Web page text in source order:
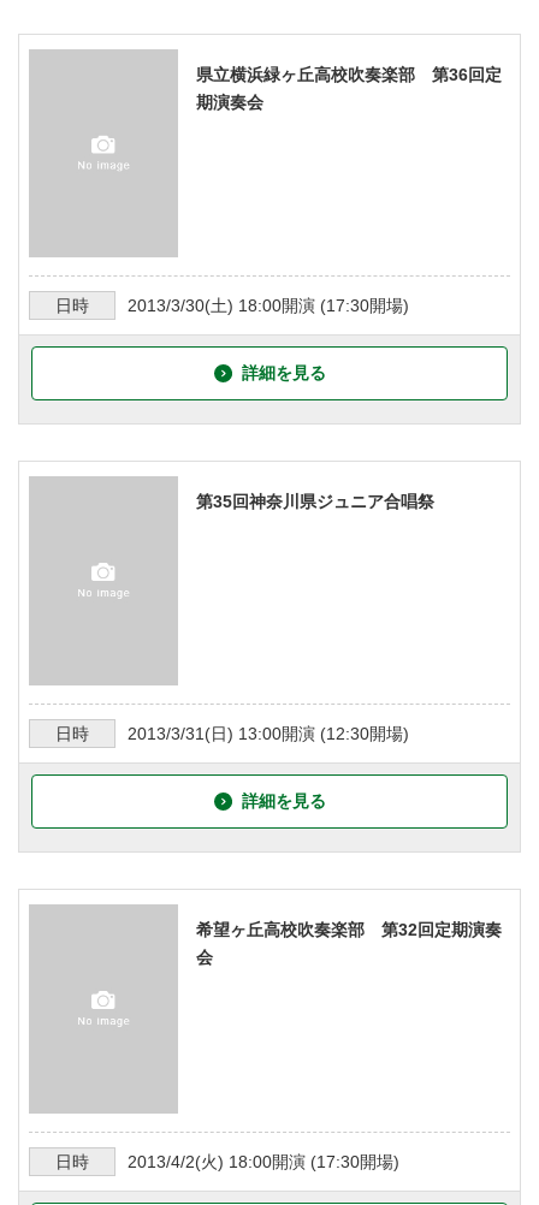
県立横浜緑ヶ丘高校吹奏楽部 第36回定
期演奏会
日時 2013/3/30(土) 18:00開演 (17:30開場)
詳細を見る
第35回神奈川県ジュニア合唱祭
日時 2013/3/31 (日) 13:00開演 (12:30開場)
詳細を見る
希望ヶ丘高校吹奏楽部 第32回定期演奏
会
日時 2013/4/2(火) 18:00開演 (17:30開場)